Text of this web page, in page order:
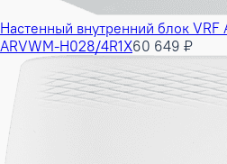
Настенный внутренний блок VRF
ARVWM-H028/4R1X60 649 ₽